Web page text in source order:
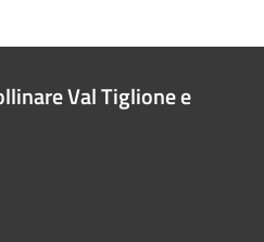
Val Tiglione e